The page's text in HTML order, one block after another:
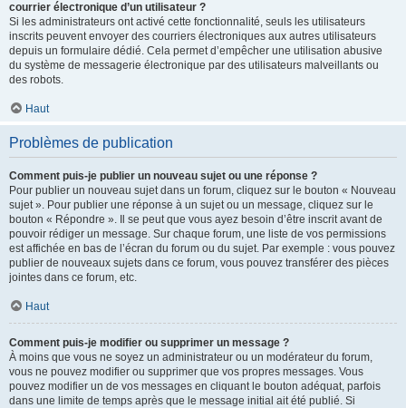
courrier électronique d’un utilisateur ?
Si les administrateurs ont activé cette fonctionnalité, seuls les utilisateurs
inscrits peuvent envoyer des courriers électroniques aux autres utilisateurs
depuis un formulaire dédié. Cela permet d’empêcher une utilisation abusive
du système de messagerie électronique par des utilisateurs malveillants ou
des robots.
Haut
Problèmes de publication
Comment puis-je publier un nouveau sujet ou une réponse ?
Pour publier un nouveau sujet dans un forum, cliquez sur le bouton « Nouveau
sujet ». Pour publier une réponse à un sujet ou un message, cliquez sur le
bouton « Répondre ». Il se peut que vous ayez besoin d’être inscrit avant de
pouvoir rédiger un message. Sur chaque forum, une liste de vos permissions
est affichée en bas de l’écran du forum ou du sujet. Par exemple : vous pouvez
publier de nouveaux sujets dans ce forum, vous pouvez transférer des pièces
jointes dans ce forum, etc.
Haut
Comment puis-je modifier ou supprimer un message ?
À moins que vous ne soyez un administrateur ou un modérateur du forum,
vous ne pouvez modifier ou supprimer que vos propres messages. Vous
pouvez modifier un de vos messages en cliquant le bouton adéquat, parfois
dans une limite de temps après que le message initial ait été publié. Si